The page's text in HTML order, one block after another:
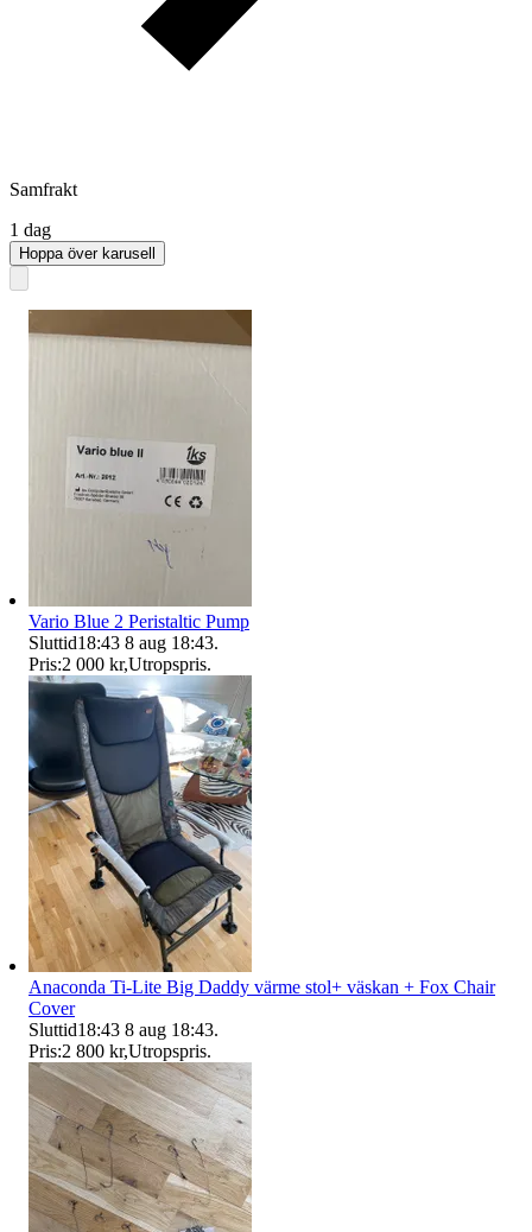
Samfrakt
1 dag
Hoppa över karusell
Vario Blue 2 Peristaltic Pump
Sluttid18:43 8 aug 18:43.
Pris:2 000 kr,Utropspris.
Anaconda Ti-Lite Big Daddy värme stol+ väskan + Fox Chair
Cover
Sluttid18:43 8 aug 18:43.
Pris:2 800 kr,Utropspris.